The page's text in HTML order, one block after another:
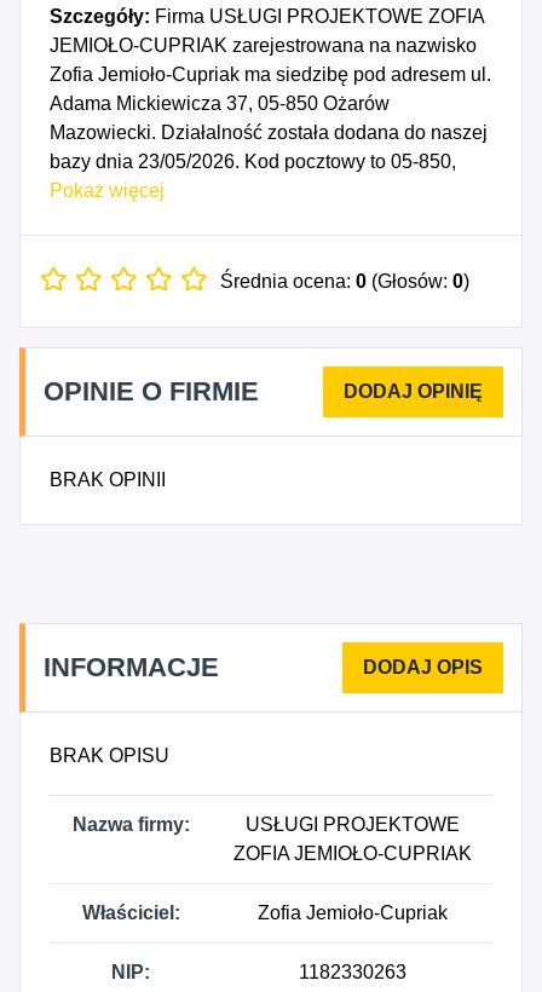
Szczegóły: Firma USŁUGI PROJEKTOWE ZOFIA
JEMIOŁO-CUPRIAK zarejestrowana na nazwisko
Zofia Jemioło-Cupriak ma siedzibę pod adresem ul.
Adama Mickiewicza 37, 05-850 Ożarów
Mazowiecki. Działalność została dodana do naszej
bazy dnia 23/05/2026. Kod pocztowy to 05-850,
województwo MAZOWIECKIE, powiat warszawski
firmy USŁUGI PROJEKTOWE ZOFIA JEMIOŁO-
20/05/2026. Wybrane kody PKD to: 1812Z -
Pozostałe drukowanie, 1813Z - Działalność
usługowa związana z przygotowywaniem do druku,
- Działalność w zakresie projektowania graficznego
Pokaż więcej
Średnia ocena: 0 (Głosów: 0)
OPINIE O FIRMIE
BRAK OPINII
INFORMACJE
BRAK OPISU
Nazwa firmy:
USŁUGI PROJEKTOWE
ZOFIA JEMIOŁO-CUPRIAK
Właściciel: Zofia Jemioło-Cupriak
NIP: 1182330263